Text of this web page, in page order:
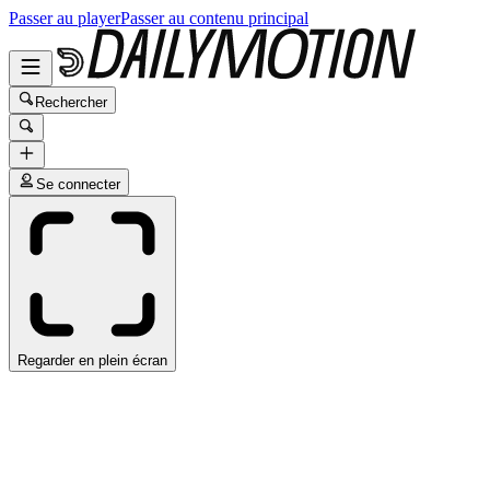
Passer au playerPasser au contenu principal
Rechercher
Se connecter
Regarder en plein écran